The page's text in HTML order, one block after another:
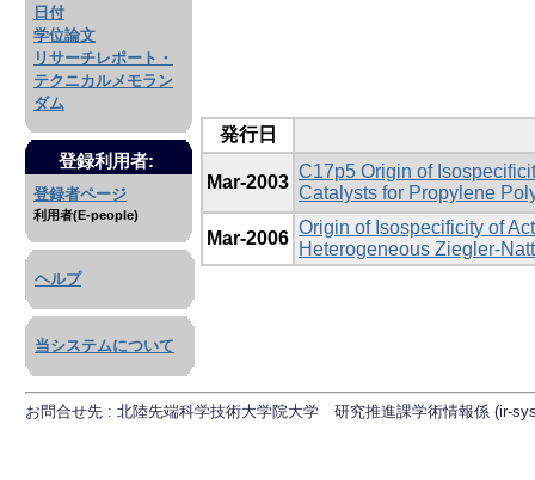
日付
学位論文
リサーチレポート・
テクニカルメモラン
ダム
登録利用者:
登録者ページ
利用者(E-people)
ヘルプ
当システムについて
発行日
Mar-2003
C17p5 Origin of
Catalysts for Propylene
Mar-2006
Origin of Isospecificity of
Heterogeneous Ziegler-
お問合せ先 : 北陸先端科学技術大学院大学 研究推進課学術情報係 (ir-